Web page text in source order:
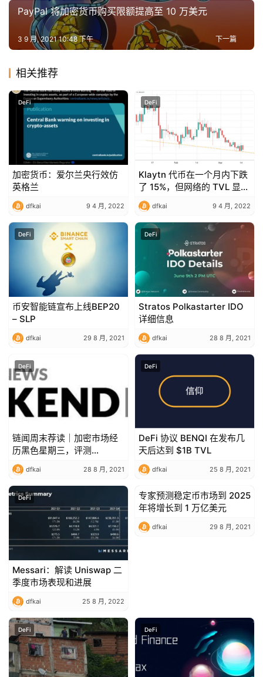
PayPal 将加密货币购买限额提高至 10 万美元
下一篇
3 9 月, 2021 10:48 下午
相关推荐
DeFi
加密货币：爱尔兰央行效仿
英格兰
dfkai 9 4 月, 2022
DeFi
Klaytn 代币在一个月内下跌
了 15%，但网络的 TVL 显示
出弹性
dfkai 9 4 月, 2022
DeFi
币安智能链宣布上线BEP20
– SLP
dfkai 29 8 月, 2021
DeFi
Stratos Polkastarter IDO
详细信息
dfkai 28 8 月, 2021
DeFi
链闻周末荐读｜加密市场经
历黑色星期三，评测
Uniswap V3 做市策略
dfkai 28 8 月, 2021
DeFi
DeFi 协议 BENQI 在发布几
天后达到 $1B TVL
dfkai 25 8 月, 2021
DeFi
Messari：解读 Uniswap 二
季度市场表现和进展
dfkai 25 8 月, 2022
DeFi
专家预测稳定币市场到 2025
年将增长到 1 万亿美元
dfkai 29 8 月, 2021
DeFi DeFi